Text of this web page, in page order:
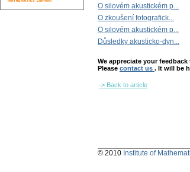
O silovém akustickém p...
O zkoušení fotografick...
O silovém akustickém p...
Důsledky akusticko-dyn...
We appreciate your
Please contact us . It will be
-> Back to article
© 2010 Institute of